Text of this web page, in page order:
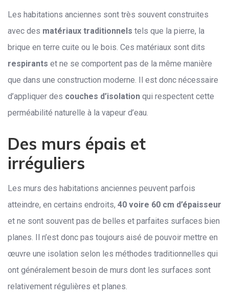
Les habitations anciennes sont très souvent construites
avec des matériaux traditionnels tels que la pierre, la
brique en terre cuite ou le bois. Ces matériaux sont dits
respirants et ne se comportent pas de la même manière
que dans une construction moderne. Il est donc nécessaire
d’appliquer des couches d’isolation qui respectent cette
perméabilité naturelle à la vapeur d’eau.
Des murs épais et
irréguliers
Les murs des habitations anciennes peuvent parfois
atteindre, en certains endroits, 40 voire 60 cm d’épaisseur
et ne sont souvent pas de belles et parfaites surfaces bien
planes. Il n’est donc pas toujours aisé de pouvoir mettre en
œuvre une isolation selon les méthodes traditionnelles qui
ont généralement besoin de murs dont les surfaces sont
relativement régulières et planes.